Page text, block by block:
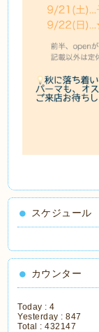
スケジュール
カウンター
Today :4
Yesterday :847
Total :432147